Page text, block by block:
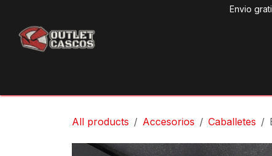
Envio
All products Accesorios Caballetes